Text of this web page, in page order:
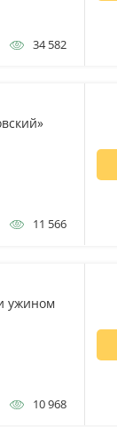
34 582
11 566
ужином
10 968